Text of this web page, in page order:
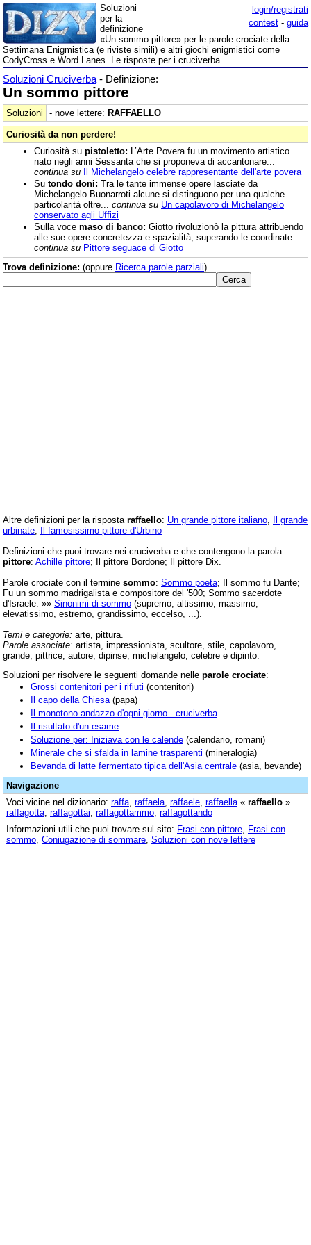
login/registrati
contest - guida
Soluzioni
per la
definizione
«Un sommo pittore» per le parole crociate della
Settimana Enigmistica (e riviste simili) e altri giochi enigmistici come
CodyCross e Word Lanes. Le risposte per i cruciverba.
Soluzioni Cruciverba - Definizione:
Un sommo pittore
Soluzioni - nove lettere: RAFFAELLO
Curiosità da non perdere!
Curiosità su pistoletto: L’Arte Povera fu un movimento artistico
nato negli anni Sessanta che si proponeva di accantonare...
continua su Il Michelangelo celebre rappresentante dell'arte povera
Su tondo doni: Tra le tante immense opere lasciate da
Michelangelo Buonarroti alcune si distinguono per una qualche
particolarità oltre... continua su Un capolavoro di Michelangelo
conservato agli Uffizi
Sulla voce maso di banco: Giotto rivoluzionò la pittura attribuendo
alle sue opere concretezza e spazialità, superando le coordinate...
continua su Pittore seguace di Giotto
Trova definizione: (oppure Ricerca parole parziali)
Altre definizioni per la risposta raffaello: Un grande pittore italiano Il grande
urbinate Il famosissimo pittore d'Urbino
Definizioni che puoi trovare nei cruciverba e che contengono la parola
pittore: Achille pittore; Il pittore Bordone; Il pittore Dix.
Parole crociate con il termine sommo: Sommo poeta; Il sommo fu Dante;
Fu un sommo madrigalista e compositore del '500; Sommo sacerdote
d'Israele. »» Sinonimi di sommo (supremo, altissimo, massimo,
elevatissimo, estremo, grandissimo, eccelso, ...).
Temi e categorie: arte, pittura.
Parole associate: artista, impressionista, scultore, stile, capolavoro,
grande, pittrice, autore, dipinse, michelangelo, celebre e dipinto.
Soluzioni per risolvere le seguenti domande nelle parole crociate:
Grossi contenitori per i rifiuti (contenitori)
Il capo della Chiesa (papa)
Il monotono andazzo d'ogni giorno - cruciverba
Il risultato d'un esame
Soluzione per: Iniziava con le calende (calendario, romani)
Minerale che si sfalda in lamine trasparenti (mineralogia)
Bevanda di latte fermentato tipica dell'Asia centrale (asia, bevande)
Navigazione
Voci vicine nel dizionario: raffa raffaela raffaele raffaella « raffaello »
raffagotta raffagottai raffagottammo raffagottando
Informazioni utili che puoi trovare sul sito: Frasi con pittore Frasi con
sommo Coniugazione di sommare Soluzioni con nove lettere